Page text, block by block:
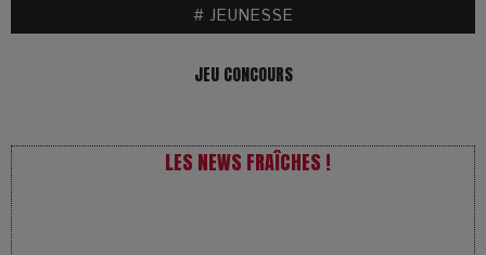
# JEUNESSE
JEU CONCOURS
LES NEWS FRAÎCHES !